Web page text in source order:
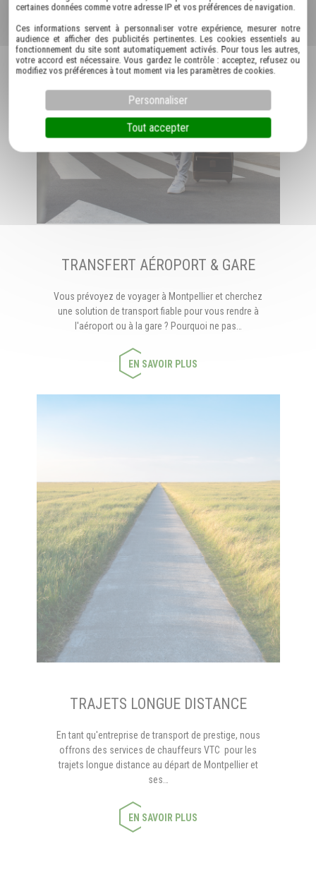
TRANSFERT AÉROPORT & GARE
Vous prévoyez de voyager à Montpellier et cherchez
une solution de transport fiable pour vous rendre à
l'aéroport ou à la gare ? Pourquoi ne pas…
EN SAVOIR PLUS
TRAJETS LONGUE DISTANCE
En tant qu'entreprise de transport de prestige, nous
offrons des services de chauffeurs VTC pour les
trajets longue distance au départ de Montpellier et
ses…
EN SAVOIR PLUS
certaines données comme votre adresse IP et vos préférences de navigation.
Ces informations servent à personnaliser votre expérience, mesurer notre
audience et afficher des publicités pertinentes. Les cookies essentiels au
fonctionnement du site sont automatiquement activés. Pour tous les autres,
votre accord est nécessaire. Vous gardez le contrôle : acceptez, refusez ou
modifiez vos préférences à tout moment via les paramètres de cookies.
Tout accepter
Personnaliser